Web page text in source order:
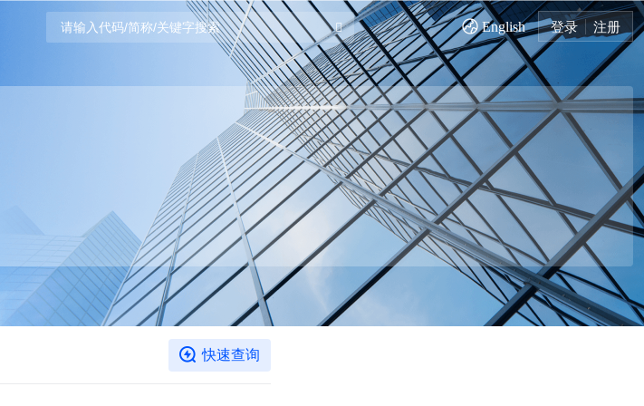
English 登录 注册
快速查询